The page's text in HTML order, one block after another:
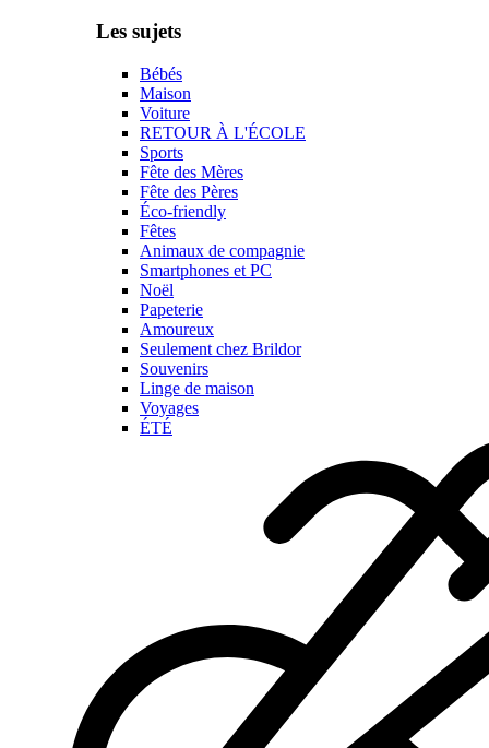
Les sujets
Bébés
Maison
Voiture
RETOUR À L'ÉCOLE
Sports
Fête des Mères
Fête des Pères
Éco-friendly
Fêtes
Animaux de compagnie
Smartphones et PC
Noël
Papeterie
Amoureux
Seulement chez Brildor
Souvenirs
Linge de maison
Voyages
ÉTÉ